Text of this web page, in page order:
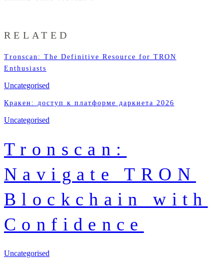
RELATED
Tronscan: The Definitive Resource for TRON
Enthusiasts
Uncategorised
Кракен: доступ к платформе даркнета 2026
Uncategorised
Tronscan:
Navigate TRON
Blockchain with
Confidence
Uncategorised